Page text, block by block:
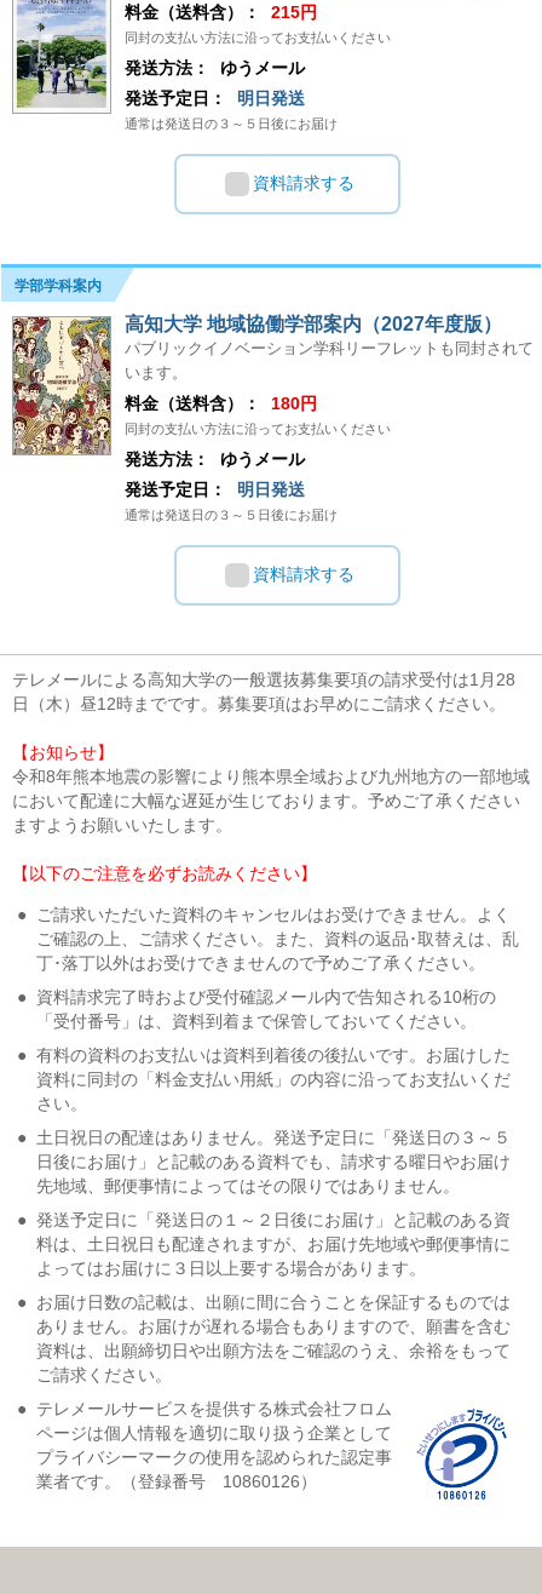
料金（送料含）： 215円
同封の支払い方法に沿ってお支払いください
発送方法：
ゆうメール
発送予定日：
明日発送
通常は発送日の３～５日後にお届け
資料請求する
学部学科案内
高知大学 地域協働学部案内（2027年度版）
パブリックイノベーション学科リーフレットも同封されて
います。
料金（送料含）： 180円
同封の支払い方法に沿ってお支払いください
発送方法：
ゆうメール
発送予定日：
明日発送
通常は発送日の３～５日後にお届け
資料請求する
テレメールによる高知大学の一般選抜募集要項の請求受付は1月28
日（木）昼12時までです。募集要項はお早めにご請求ください。
【お知らせ】
令和8年熊本地震の影響により熊本県全域および九州地方の一部地域
において配達に大幅な遅延が生じております。予めご了承ください
ますようお願いいたします。
【以下のご注意を必ずお読みください】
●
ご請求いただいた資料のキャンセルはお受けできません。よく
ご確認の上、ご請求ください。また、資料の返品･取替えは、乱
丁･落丁以外はお受けできませんので予めご了承ください。
● 資料請求完了時および受付確認メール内で告知される10桁の
「受付番号」は、資料到着まで保管しておいてください。
● 有料の資料のお支払いは資料到着後の後払いです。お届けした
資料に同封の「料金支払い用紙」の内容に沿ってお支払いくだ
さい。
● 土日祝日の配達はありません。発送予定日に「発送日の３～５
日後にお届け」と記載のある資料でも、請求する曜日やお届け
先地域、郵便事情によってはその限りではありません。
● 発送予定日に「発送日の１～２日後にお届け」と記載のある資
料は、土日祝日も配達されますが、お届け先地域や郵便事情に
よってはお届けに３日以上要する場合があります。
● お届け日数の記載は、出願に間に合うことを保証するものでは
ありません。お届けが遅れる場合もありますので、願書を含む
資料は、出願締切日や出願方法をご確認のうえ、余裕をもって
ご請求ください。
● テレメールサービスを提供する株式会社フロム
ページは個人情報を適切に取り扱う企業として
プライバシーマークの使用を認められた認定事
業者です。（登録番号 10860126）